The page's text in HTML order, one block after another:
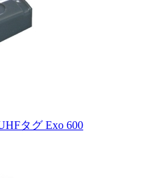
タグ Exo 600